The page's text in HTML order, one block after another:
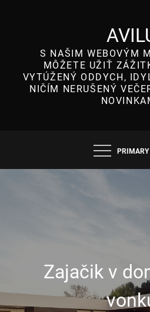
S NAŠIM WEBOVÝM
MÔŽETE UŽIŤ
VYTÚŽENÝ ODDYCH,
NIČÍM NERUŠENÝ
Zajačik v